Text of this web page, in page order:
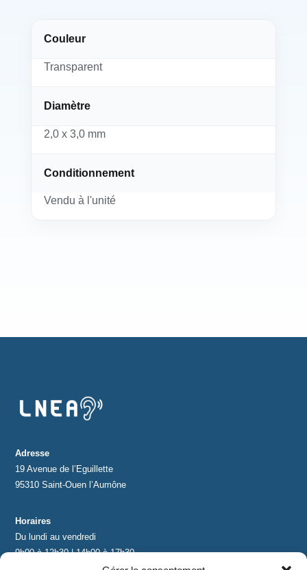
Couleur
Transparent
Diamètre
2,0 x 3,0 mm
Conditionnement
Vendu à l'unité
Adresse
19 Avenue de l’Eguillette
95310 Saint-Ouen l’Aumône
Horaires
Du lundi au vendredi
9h00 à 12h30 | 14h00 à 17h30